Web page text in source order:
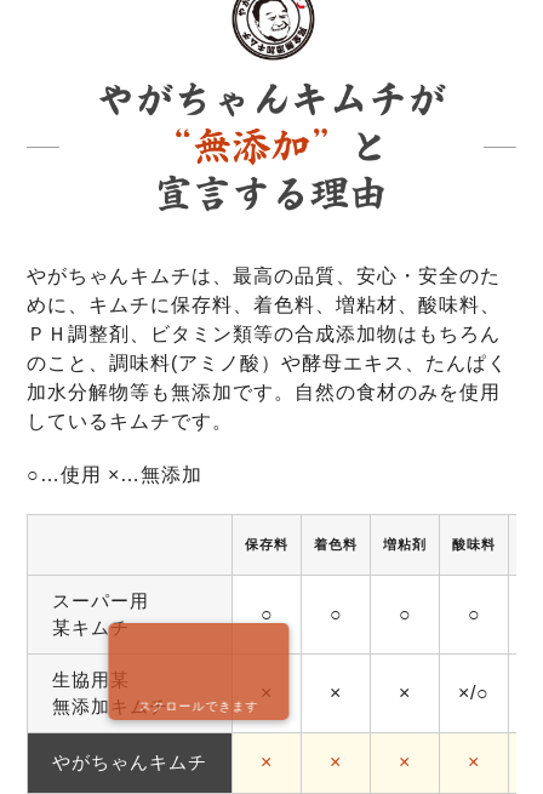
やがちゃんキムチは、最高の品質、安心・安全のた
めに、キムチに保存料、着色料、増粘材、酸味料、
ＰＨ調整剤、ビタミン類等の合成添加物はもちろん
のこと、調味料(アミノ酸）や酵母エキス、たんぱく
加水分解物等も無添加です。自然の食材のみを使用
しているキムチです。
○…使用 ×…無添加
保存料 着色料 増粘剤 酸味料
スーパー用
某キムチ
○ ○ ○ ○
生協用某
無添加キムチ
× × × ×/○
やがちゃんキムチ × × × ×
スクロールできます